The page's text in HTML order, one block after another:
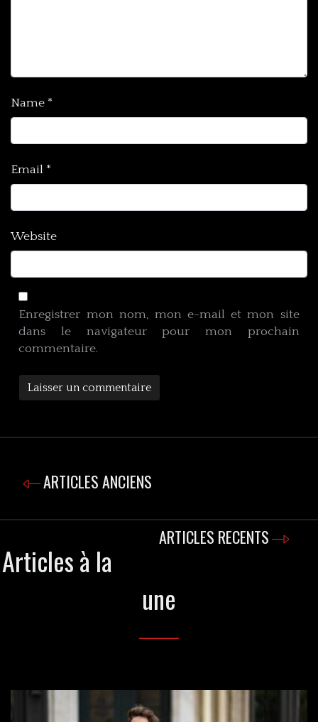
Name *
Email *
Website
Enregistrer mon nom, mon e-mail et mon site
dans le navigateur pour mon prochain
commentaire.
ARTICLES ANCIENS
ARTICLES RECENTS
Articles à la
une